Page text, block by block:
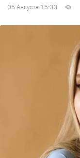
05 Августа 15:33